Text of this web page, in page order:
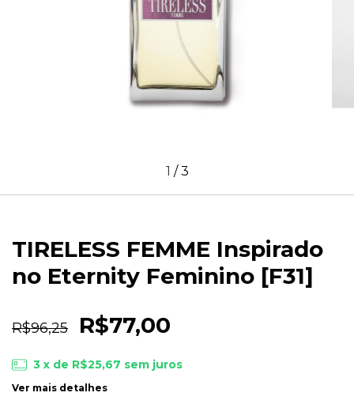
1 /3
TIRELESS FEMME Inspirado
no Eternity Feminino [F31]
R$96,25 R$77,00
3 x de R$25,67 sem juros
Ver mais detalhes